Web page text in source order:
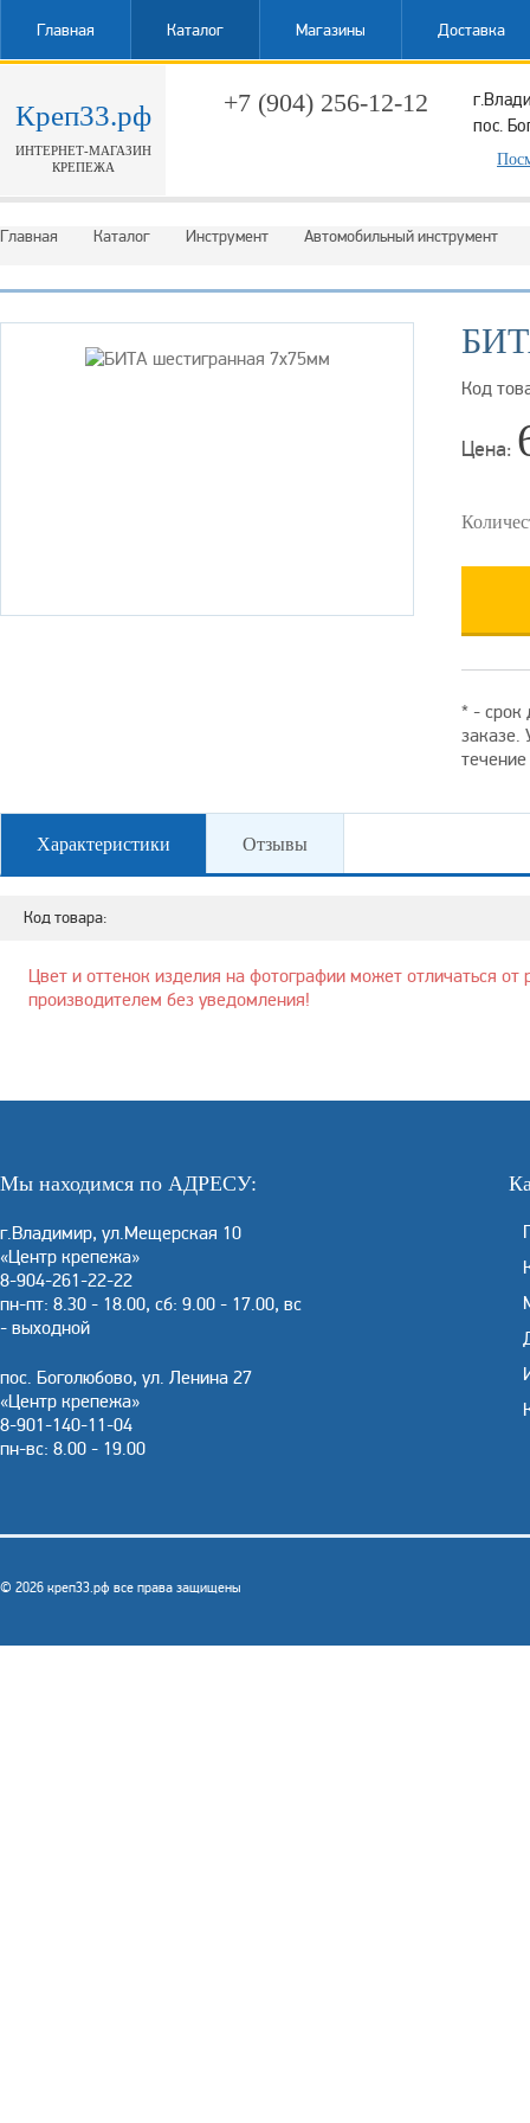
Главная Каталог Магазины Доставка
Креп33.рф
ИНТЕРНЕТ-МАГАЗИН
КРЕПЕЖА
+7 (904) 256-12-12
пос.
Главная Каталог Инструмент Автомобильный инструмент
Код
Цена:
* - срок
заказе.
Характеристики Отзывы
Код товара:
Цвет и оттенок изделия на фотографии может отличаться
производителем без уведомления!
Мы находимся по АДРЕСУ:
г.Владимир, ул.Мещерская 10
«Центр крепежа»
8-904-261-22-22
пн-пт: 8.30 - 18.00, сб: 9.00 - 17.00, вс
- выходной
пос. Боголюбово, ул. Ленина 27
«Центр крепежа»
8-901-140-11-04
пн-вс: 8.00 - 19.00
© 2026 креп33.рф все права защищены